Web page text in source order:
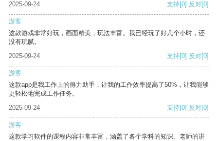
2025-09-24 支持[0] 反对[0]
游客
这款游戏非常好玩，画面精美，玩法丰富。我已经玩了好几个小时，还
没有玩腻。
2025-09-24
支持[0] 反对[0]
游客
这款app是我工作上的得力助手，让我的工作效率提高了50%，让我能够
更轻松地完成工作任务。
2025-09-24
支持[0] 反对[0]
游客
这款学习软件的课程内容非常丰富，涵盖了各个学科的知识。老师的讲